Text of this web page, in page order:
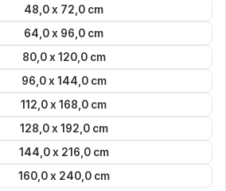
48,0 x 72,0 cm
64,0 x 96,0 cm
80,0 x 120,0 cm
96,0 x 144,0 cm
112,0 x 168,0 cm
128,0 x 192,0 cm
144,0 x 216,0 cm
160,0 x 240,0 cm